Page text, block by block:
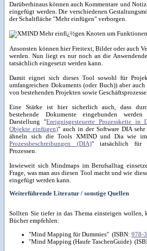
Darüberhinaus können auch Kommentare und
eingefügt werden. Die verschiedenen
der Schaltfläche "Mehr einfügen" verborgen.
Ansonsten können hier Freitext, Bilder oder auch
werden. Nun liegt es nur noch an die
tatsächlich eingesetzt werden kann.
Damit eignet sich dieses Tool sowohl für
umfangreichen Dokuments (oder Buch)) aber
von bestehenden Projekten sowie
Eine Stärke ist hier sicherlich auch, dass
bestehende Dokumente eingebunden
Darstellung "Ereignisgesteuerte Prozesskette in
Objekte einfügen)" auch in der Software DIA
ähneln sich die Tools XMIND und Dia wie
Prozessbeschreibungen (DIA)" tatsächlich für
Prozessen.
Inwieweit sich Mindmaps im Berufsalltag
Frage, was man aus diesen Tool macht und wie
eingefügt werden kann.
Weiterführende Literatur / sonstige Quellen
Sollten Sie tiefer in das Thema einsteigen wollen,
Bücher empfehlen:
"Mind Mapping für Dummies" (ISBN:978-
"Mind Mapping (Haufe TaschenGuide)